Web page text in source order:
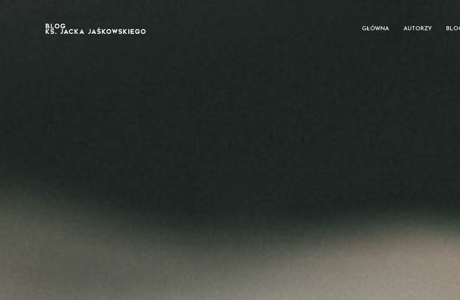
GŁÓWNA AUTORZY